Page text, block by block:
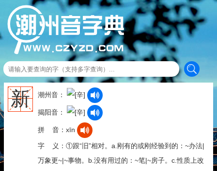
新 潮州音：
揭阳音：
拼 音：xīn
字 义：①跟“旧”相对。a.刚有的或刚经验到的：~办法|
万象更~|~事物。b.没有用过的：~笔|~房子。c.性质上改